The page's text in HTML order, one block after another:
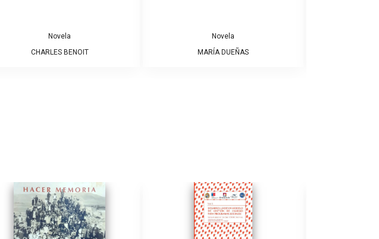
Novela
CHARLES BENOIT
Novela
MARÍA DUEÑAS